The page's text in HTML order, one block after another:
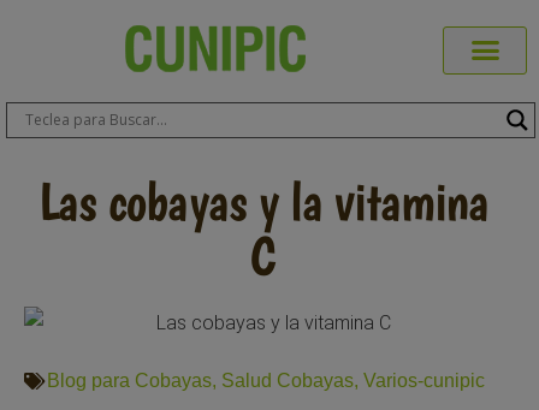
Las cobayas y la vitamina
C
Blog para Cobayas, Salud Cobayas, Varios-cunipic